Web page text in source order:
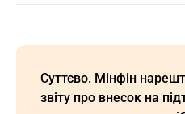
Суттєво. Мінфін
звіту про внесок на